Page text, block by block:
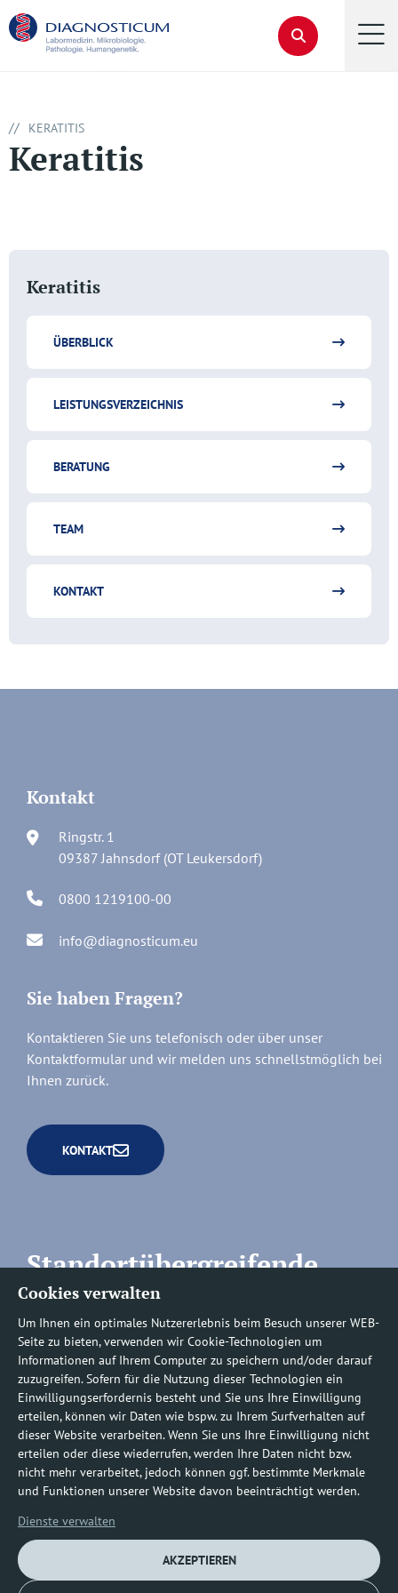
Cookies verwalten
Um Ihnen ein optimales Nutzererlebnis beim Besuch unserer WEB-
Seite zu bieten, verwenden wir Cookie-Technologien um
Informationen auf Ihrem Computer zu speichern und/oder darauf
zuzugreifen. Sofern für die Nutzung dieser Technologien ein
Einwilligungserfordernis besteht und Sie uns Ihre Einwilligung
erteilen, können wir Daten wie bspw. zu Ihrem Surfverhalten auf
dieser Website verarbeiten. Wenn Sie uns Ihre Einwilligung nicht
erteilen oder diese wiederrufen, werden Ihre Daten nicht bzw.
nicht mehr verarbeitet, jedoch können ggf. bestimmte Merkmale
und Funktionen unserer Website davon beeinträchtigt werden.
Dienste verwalten
AKZEPTIEREN
Keratitis
ÜBERBLICK
LEISTUNGSVERZEICHNIS
BERATUNG
TEAM
KONTAKT
// KERATITIS
Keratitis
Kontakt
Ringstr. 1
09387 Jahnsdorf (OT Leukersdorf)
0800 1219100-00
info@diagnosticum.eu
Sie haben Fragen?
Kontaktieren Sie uns telefonisch oder über unser
Kontaktformular und wir melden uns schnellstmöglich bei
Ihnen zurück.
KONTAKT
Standortübergreifende
Rufnummern
Befundauskünfte/
Nachforderungen
0800 1219100-10